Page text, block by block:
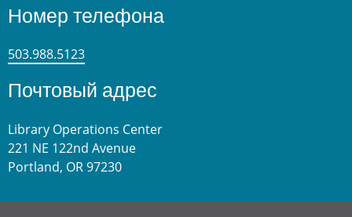
Номер телефона
503.988.5123
Почтовый адрес
Library Operations Center
221 NE 122nd Avenue
Portland, OR 97230